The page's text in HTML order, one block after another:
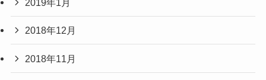
2019年1月
2018年12月
2018年11月